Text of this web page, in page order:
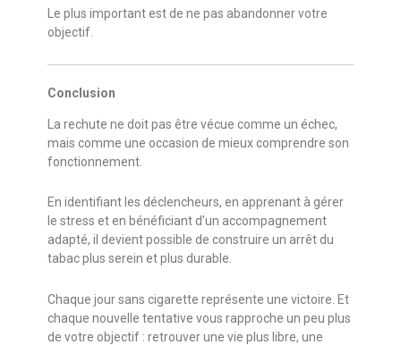
Le plus important est de ne pas abandonner votre
objectif.
Conclusion
La rechute ne doit pas être vécue comme un échec,
mais comme une occasion de mieux comprendre son
fonctionnement.
En identifiant les déclencheurs, en apprenant à gérer
le stress et en bénéficiant d’un accompagnement
adapté, il devient possible de construire un arrêt du
tabac plus serein et plus durable.
Chaque jour sans cigarette représente une victoire. Et
chaque nouvelle tentative vous rapproche un peu plus
de votre objectif : retrouver une vie plus libre, une